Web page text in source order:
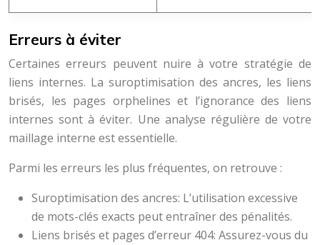
Erreurs à éviter
Certaines erreurs peuvent nuire à votre stratégie de
liens internes. La suroptimisation des ancres, les liens
brisés, les pages orphelines et l’ignorance des liens
internes sont à éviter. Une analyse régulière de votre
maillage interne est essentielle.
Parmi les erreurs les plus fréquentes, on retrouve :
Suroptimisation des ancres: L’utilisation excessive
de mots-clés exacts peut entraîner des pénalités.
Liens brisés et pages d’erreur 404: Assurez-vous du